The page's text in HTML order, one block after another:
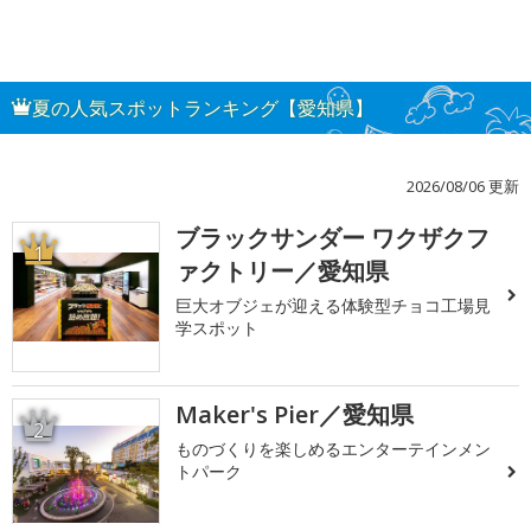
夏の人気スポットランキング【愛知県】
2026/08/06 更新
1
ブラックサンダー ワクザクフ
ァクトリー／愛知県
巨大オブジェが迎える体験型チョコ工場見
学スポット
2 Maker's Pier／愛知県
ものづくりを楽しめるエンターテインメン
トパーク